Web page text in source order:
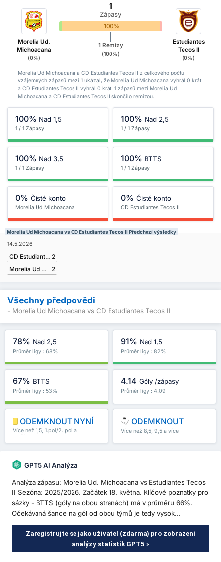
Morelia Ud.
Michoacana
(0%)
1
Zápasy
100% 0%
1 Remízy
(100%)
Estudiantes
Tecos II
(0%)
Morelia Ud Michoacana a CD Estudiantes Tecos II z celkového počtu
vzájemných zápasů mezi 1 ukázal, že Morelia Ud Michoacana vyhrál 0 krát
a CD Estudiantes Tecos II vyhrál 0 krát. 1 zápasů mezi Morelia Ud
Michoacana a CD Estudiantes Tecos II skončilo remízou.
100% Nad 1,5
1 / 1 Zápasy
100% Nad 2,5
1 / 1 Zápasy
100% Nad 3,5
1 / 1 Zápasy
100% BTTS
1 / 1 Zápasy
0% Čisté konto
Morelia Ud Michoacana
0% Čisté konto
CD Estudiantes Tecos II
Morelia Ud Michoacana vs CD Estudiantes Tecos II Předchozí výsledky
14.5.2026
CD Estudiantes Tecos II 2
Morelia Ud Michoacana
2
Všechny předpovědi
- Morelia Ud Michoacana vs CD Estudiantes Tecos II
78% Nad 2,5
Průměr ligy : 68%
91% Nad 1,5
Průměr ligy : 82%
67% BTTS
Průměr ligy : 53%
4.14 Góly /zápasy
Průměr ligy : 4.09
ODEMKNOUT NYNÍ
Více než 1,5, 1.pol/2. pol a
další
ODEMKNOUT
Více než 8,5, 9,5 a více
GPT5 AI Analýza
Analýza zápasu: Morelia Ud. Michoacana vs Estudiantes Tecos
II Sezóna: 2025/2026. Začátek 18. května. Klíčové poznatky pro
sázky - BTTS (góly na obou stranách) má v průměru 66%.
Očekávaná šance na gól od obou týmů je tedy vysok...
Zaregistrujte se jako uživatel (zdarma) pro zobrazení
analýzy statistik GPT5 »